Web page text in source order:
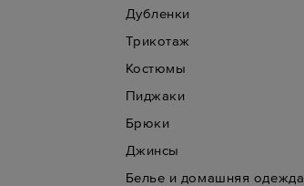
Дубленки
Трикотаж
Костюмы
Пиджаки
Брюки
Джинсы
Белье и домашняя одежда